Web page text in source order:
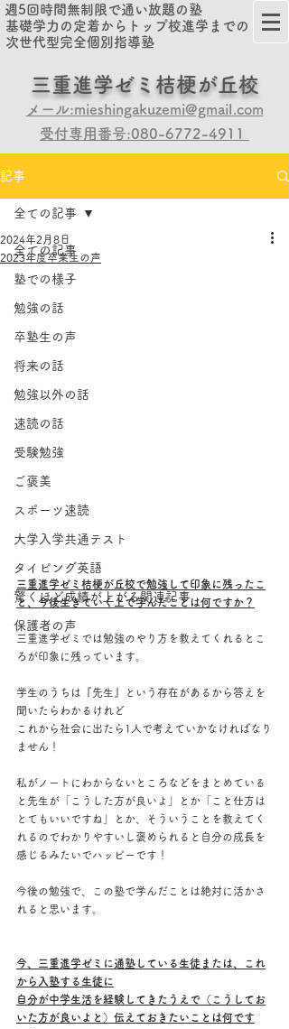
週5回時間無制限で通い放題の塾
基礎学力の定着からトップ校進学までの
次世代型完全個別指導塾
メール:mieshingakuzemi@gmail.com
​​三重進学ゼミ桔梗が丘校
受付専用番号:080-6772-4911
記事
全ての記事
塾での様子
勉強の話
卒塾生の声
将来の話
勉強以外の話
速読の話
受験勉強
ご褒美
スポーツ速読
大学入学共通テスト
タイピング英語
驚くほど成績が上がる関連記事
保護者の声
全ての記事
2023年度卒業生の声
2024年2月8日
三重進学ゼミ桔梗が丘校で勉強して印象に残ったこ
と、今後生きていく上で学んだことは何ですか？
三重進学ゼミでは勉強のやり方を教えてくれるとこ
ろが印象に残っています。
学生のうちは『先生』という存在があるから答えを
聞いたらわかるけれど
これから社会に出たら1人で考えていかなければなり
ません！
私がノートにわからないところなどをまとめている
と先生が「こうした方が良いよ」とか「こと仕方は
とてもいいですね」とか、そういうことを教えてく
れるのでわかりやすいし褒められると自分の成長を
感じるみたいでハッピーです！
今後の勉強で、この塾で学んだことは絶対に活かさ
れると思います。
今、三重進学ゼミに通塾している生徒または、これ
から入塾する生徒に
自分が中学生活を経験してきたうえで（こうしてお
いた方が良いよと）伝えておきたいことは何です